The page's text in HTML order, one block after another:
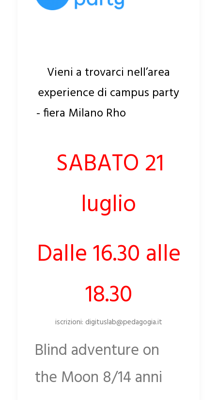
Vieni a trovarci nell’area
experience di campus party
- fiera Milano Rho
SABATO 21
luglio
Dalle 16.30 alle
18.30
iscrizioni: digituslab@pedagogia.it
Blind adventureon
the Moon 8/14 anni